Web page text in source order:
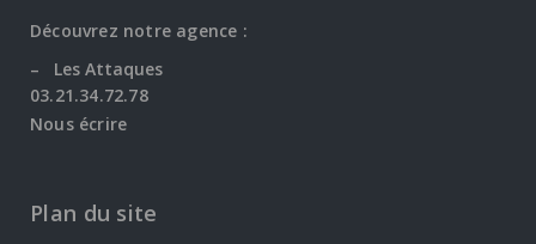
Découvrez notre agence :
–
Les Attaques
03.21.34.72.78
Nous écrire
Plan du site